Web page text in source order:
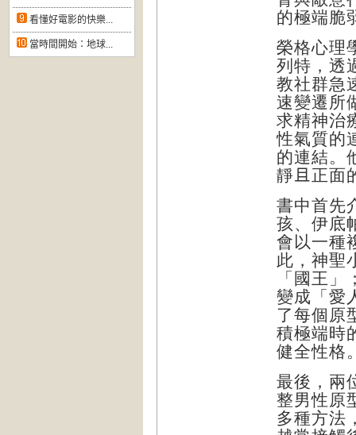
看懂好電影的快樂...
當時間開始：地球...
的極端脆
榮格心理
列特，透
教社群急
速變遷所
求精神治
性氣質的
的連結。
靜 且 正面
書中首先
孩、伊底
會以一種
此，神聖
「國王
變成「愛
了每個原
積極端時
健全性格
最後，兩
整男性原
多種方法